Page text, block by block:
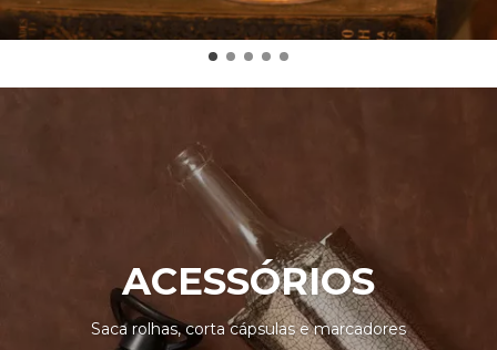
ACESSÓRIOS
Saca rolhas, corta cápsulas e marcadores